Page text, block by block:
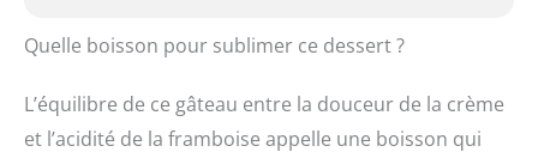
Quelle boisson pour sublimer ce dessert ?
L’équilibre de ce gâteau entre la douceur de la crème
et l’acidité de la framboise appelle une boisson qui